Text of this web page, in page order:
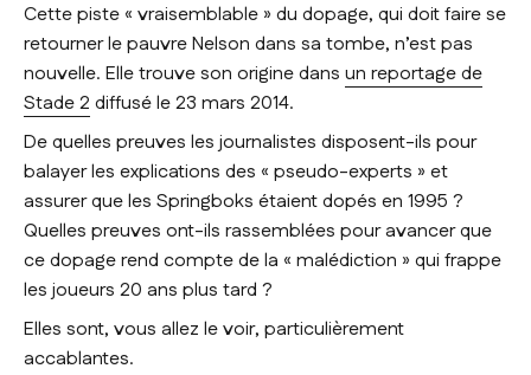
Cette piste « vraisemblable » du dopage, qui doit faire se
retourner le pauvre Nelson dans sa tombe, n’est pas
nouvelle. Elle trouve son origine dans un reportage de
Stade 2 diffusé le 23 mars 2014.
De quelles preuves les journalistes disposent-ils pour
balayer les explications des « pseudo-experts » et
assurer que les Springboks étaient dopés en 1995 ?
Quelles preuves ont-ils rassemblées pour avancer que
ce dopage rend compte de la « malédiction » qui frappe
les joueurs 20 ans plus tard ?
Elles sont, vous allez le voir, particulièrement
accablantes.